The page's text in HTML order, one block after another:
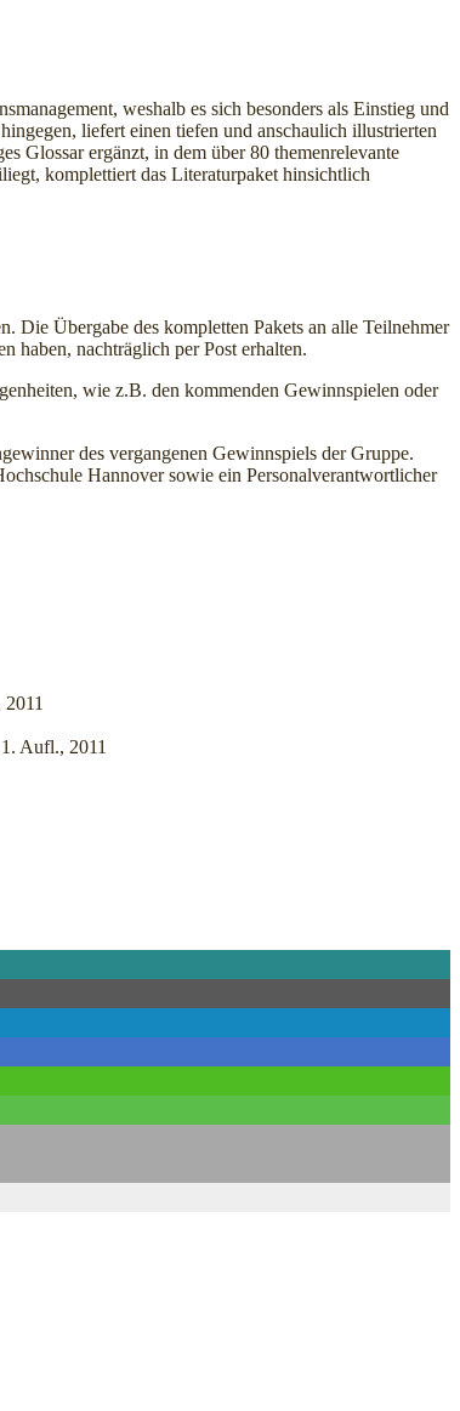
weshalb es sich besonders als Einstieg und
liefert einen tiefen und anschaulich illustrierten
Glossar ergänzt, in dem über 80 themenrelevante
komplettiert das Literaturpaket hinsichtlich
Die Übergabe des kompletten Pakets an alle Teilnehmer
haben, nachträglich per Post erhalten.
wie z.B. den kommenden Gewinnspielen oder
des vergangenen Gewinnspiels der Gruppe.
Hannover sowie ein Personalverantwortlicher
Aufl., 2011